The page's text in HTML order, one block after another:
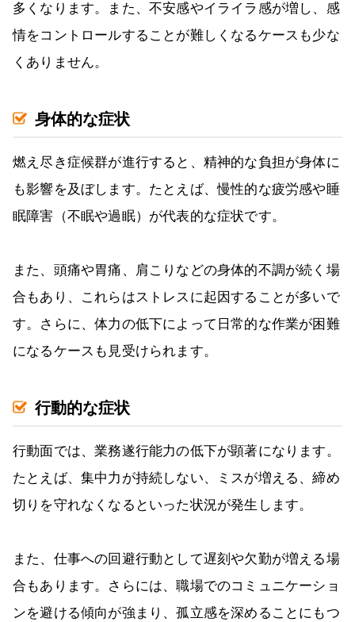
多くなります。また、不安感やイライラ感が増し、感
情をコントロールすることが難しくなるケースも少な
くありません。
身体的な症状
燃え尽き症候群が進行すると、精神的な負担が身体に
も影響を及ぼします。たとえば、慢性的な疲労感や睡
眠障害（不眠や過眠）が代表的な症状です。
また、頭痛や胃痛、肩こりなどの身体的不調が続く場
合もあり、これらはストレスに起因することが多いで
す。さらに、体力の低下によって日常的な作業が困難
になるケースも見受けられます。
行動的な症状
行動面では、業務遂行能力の低下が顕著になります。
たとえば、集中力が持続しない、ミスが増える、締め
切りを守れなくなるといった状況が発生します。
また、仕事への回避行動として遅刻や欠勤が増える場
合もあります。さらには、職場でのコミュニケーショ
ンを避ける傾向が強まり、孤立感を深めることにもつ